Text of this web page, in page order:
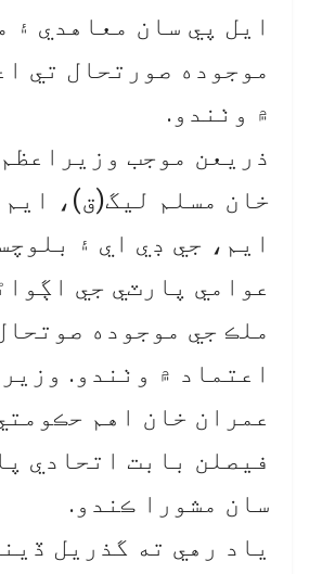
ايل پي سان معاهدي ۽
موجوده صورتحال تي
۾ وٺندو.
ذريعن موجب
خان مسلم ليگ(ق)، ايم
ايم، جي ڊي اي ۽
عوامي پارٽي جي
ملڪ جي موجوده
اعتماد ۾ وٺندو.
عمران خان اهم
فيصلن بابت اتحادي
سان مشورا ڪندو.
ياد رهي ته گذريل